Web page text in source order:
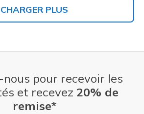
CHARGER PLUS
nous pour recevoir les
et recevez 20% de
remise*